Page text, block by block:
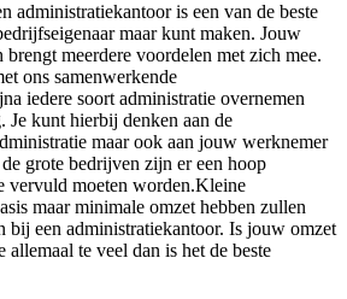
administratiekantoor is een van de beste
maar kunt maken. Jouw
brengt meerdere voordelen met zich mee.
ons samenwerkende
iedere soort administratie overnemen
Je kunt hierbij denken aan de
maar ook aan jouw werknemer
grote bedrijven zijn er een hoop
vervuld moeten worden.Kleine
maar minimale omzet hebben zullen
bij een administratiekantoor. Is jouw omzet
te veel dan is het de beste